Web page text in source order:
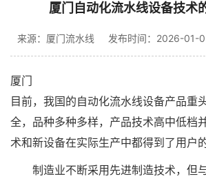
厦门自动化流水线设备技术
来源：厦门流水线 发布时间：2026-01-
厦门
目前，我国的自动化流水线设备产品重
全，品种多种多样，产品技术高中低档
术和新设备在实际生产中都得到了用户的
制造业不断采用先进制造技术，但